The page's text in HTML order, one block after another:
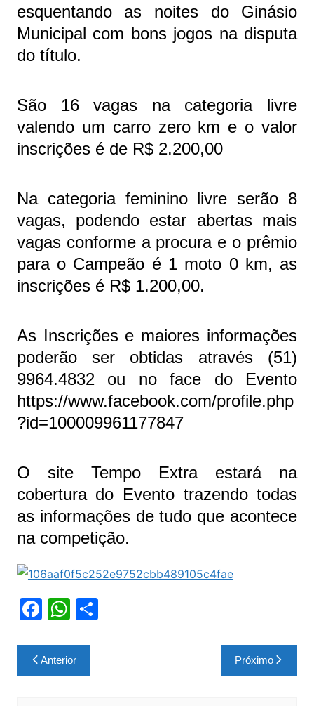
esquentando as noites do Ginásio
Municipal com bons jogos na disputa
do título.
São 16 vagas na categoria livre
valendo um carro zero km e o valor
inscrições é de R$ 2.200,00
Na categoria feminino livre serão 8
vagas, podendo estar abertas mais
vagas conforme a procura e o prêmio
para o Campeão é 1 moto 0 km, as
inscrições é R$ 1.200,00.
As Inscrições e maiores informações
poderão ser obtidas através (51)
9964.4832 ou no face do Evento
https://www.facebook.com/profile.php
?id=100009961177847
O site Tempo Extra estará na
cobertura do Evento trazendo todas
as informações de tudo que acontece
na competição.
F
c
e
W
at
s
S
Navegação
de
Anterior Próximo